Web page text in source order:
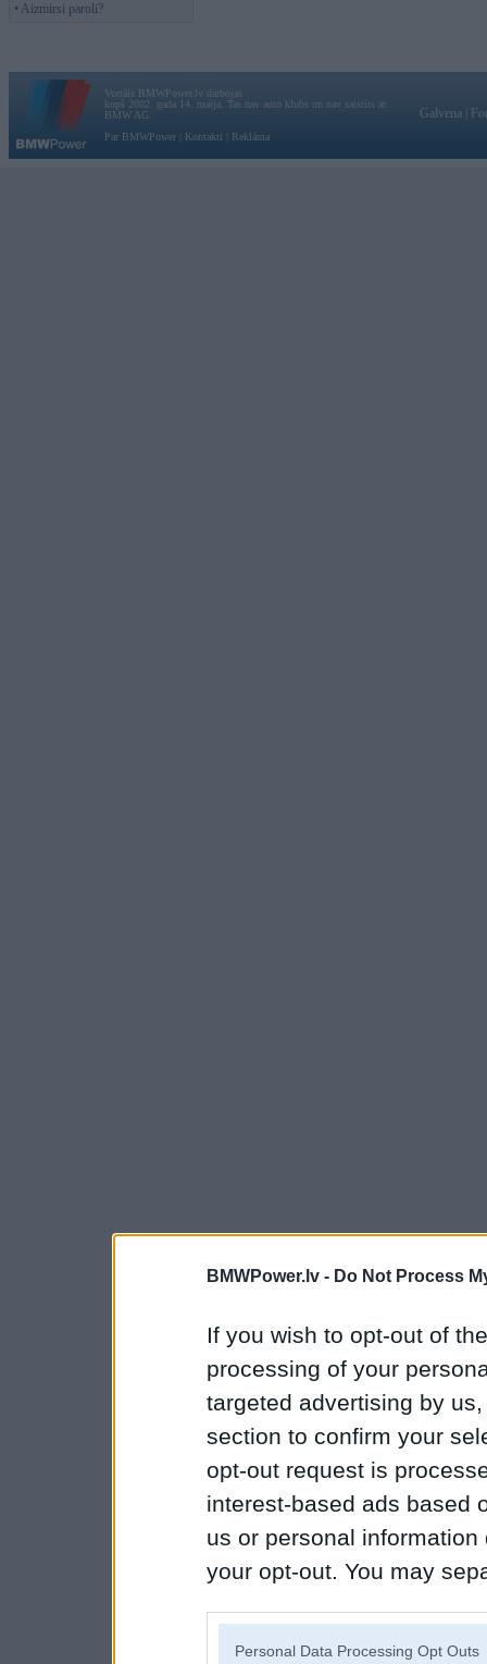
BMWPower.lv - Do Not Process
If you wish to opt-out of
processing of your
targeted advertising by
section to confirm your
opt-out request is
interest-based ads based
us or personal
your opt-out. You may
Personal Data Processing Opt Outs
• Aizmirsi paroli?
Vortāls BMWPower.lv darbojas
kopš 2002. gada 14. maija. Tas nav auto klubs un nav saistīts ar
BMW AG.
Par BMWPower
Kontakti Reklāma
Galvena